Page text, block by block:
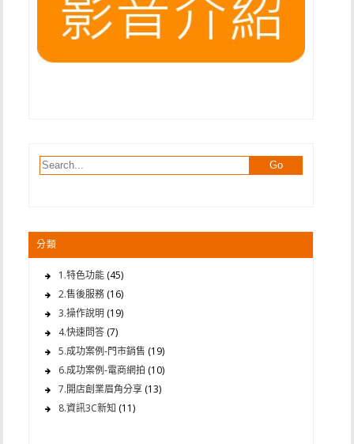
分類
1.特色功能(45)
2.售後服務(16)
3.操作說明(19)
4.快速問答(7)
5.成功案例-門市銷售 (19)
6.成功案例-電商網拍 (10)
7.開店創業眉角分享(13)
8.資訊3C新知 (11)